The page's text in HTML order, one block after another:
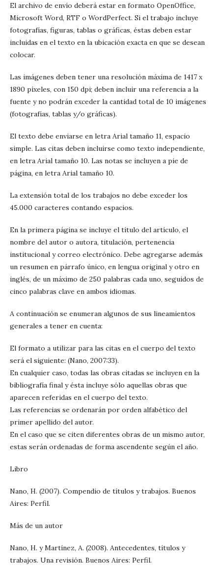
El archivo de envío deberá estar en formato OpenOffice,
Microsoft Word, RTF o WordPerfect. Si el trabajo incluye
fotografías, figuras, tablas o gráficas, éstas deben estar
incluidas en el texto en la ubicación exacta en que se desean
colocar.
Las imágenes deben tener una resolución máxima de 1417 x
1890 píxeles, con 150 dpi; deben incluir una referencia a la
fuente y no podrán exceder la cantidad total de 10 imágenes
(fotografías, tablas y/o gráficas).
El texto debe enviarse en letra Arial tamaño 11, espacio
simple. Las citas deben incluirse como texto independiente,
en letra Arial tamaño 10. Las notas se incluyen a pie de
página, en letra Arial tamaño 10.
La extensión total de los trabajos no debe exceder los
45.000 caracteres contando espacios.
En la primera página se incluye el título del artículo, el
nombre del autor o autora, titulación, pertenencia
institucional y correo electrónico. Debe agregarse además
un resumen en párrafo único, en lengua original y otro en
inglés, de un máximo de 250 palabras cada uno, seguidos de
cinco palabras clave en ambos idiomas.
A continuación se enumeran algunos de sus lineamientos
generales a tener en cuenta:
El formato a utilizar para las citas en el cuerpo del texto
será el siguiente: (Nano, 2007:33).
En cualquier caso, todas las obras citadas se incluyen en la
bibliografía final y ésta incluye sólo aquellas obras que
aparecen referidas en el cuerpo del texto.
Las referencias se ordenarán por orden alfabético del
primer apellido del autor.
En el caso que se citen diferentes obras de un mismo autor,
estas serán ordenadas de forma ascendente según el año.
Libro
Nano, H. (2007). Compendio de títulos y trabajos. Buenos
Aires: Perfil.
Más de un autor
Nano, H. y Martínez, A. (2008). Antecedentes, títulos y
trabajos. Una revisión. Buenos Aires: Perfil.